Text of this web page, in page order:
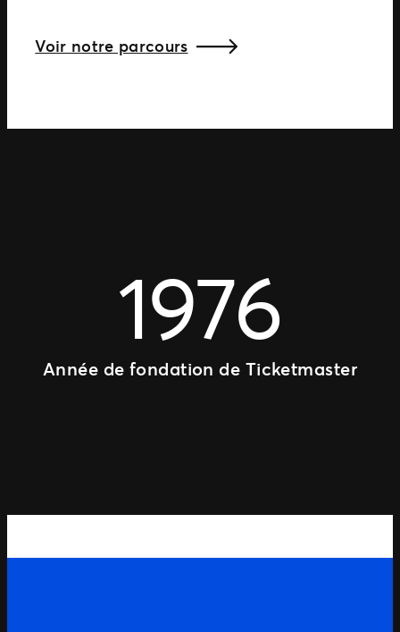
Voir notre parcours
1976
Année de fondation de Ticketmaster